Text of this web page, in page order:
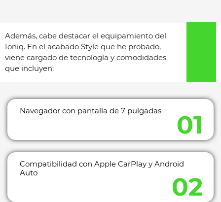
Además, cabe destacar el equipamiento del
Ioniq. En el acabado Style que he probado,
viene cargado de tecnología y comodidades
que incluyen:
Navegador con pantalla de 7 pulgadas
Compatibilidad con Apple CarPlay y Android
Auto